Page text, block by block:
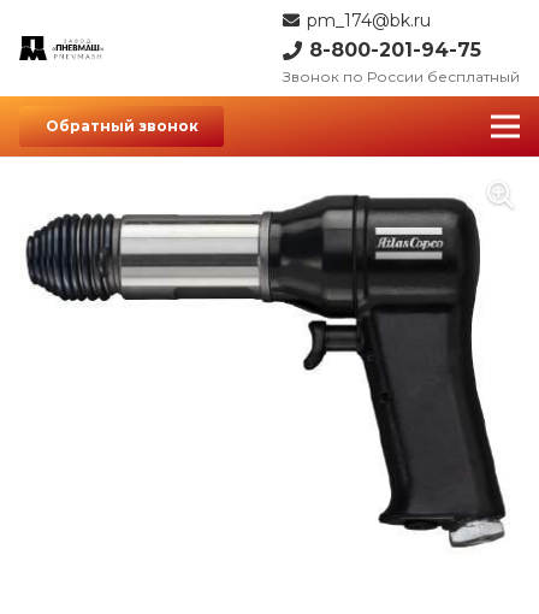
pm_174@bk.ru
8-800-201-94-75
Звонок по России бесплатный
Обратный звонок